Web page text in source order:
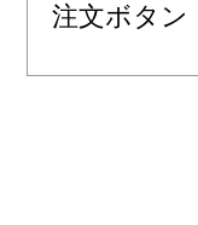
注文ボタン